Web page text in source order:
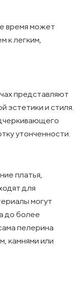
время может
к легким,
представляют
эстетики и стиля.
утонченности.
платья,
для
могут
до более
пелерина
камнями или